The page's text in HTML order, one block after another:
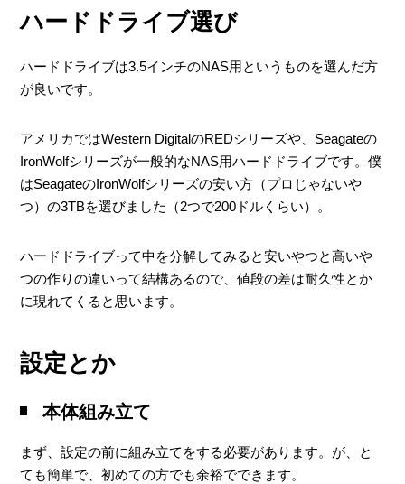
ハードドライブ選び
ハードドライブは3.5インチのNAS用というものを選んだ方
が良いです。
アメリカではWestern DigitalのREDシリーズや、Seagateの
IronWolfシリーズが一般的なNAS用ハードドライブです。僕
はSeagateのIronWolfシリーズの安い方（プロじゃないや
つ）の3TBを選びました（2つで200ドルくらい）。
ハードドライブって中を分解してみると安いやつと高いや
つの作りの違いって結構あるので、値段の差は耐久性とか
に現れてくると思います。
設定とか
本体組み立て
まず、設定の前に組み立てをする必要があります。が、と
ても簡単で、初めての方でも余裕でできます。